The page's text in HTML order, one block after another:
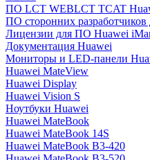
ПО LCT WEBLCT TCAT
ПО сторонних
Лицензии для ПО Huawei
Документация Huawei
Мониторы и LED-панели
Huawei MateView
Huawei Display
Huawei Vision S
Ноутбуки Huawei
Huawei MateBook
Huawei MateBook 14S
Huawei MateBook B3-420